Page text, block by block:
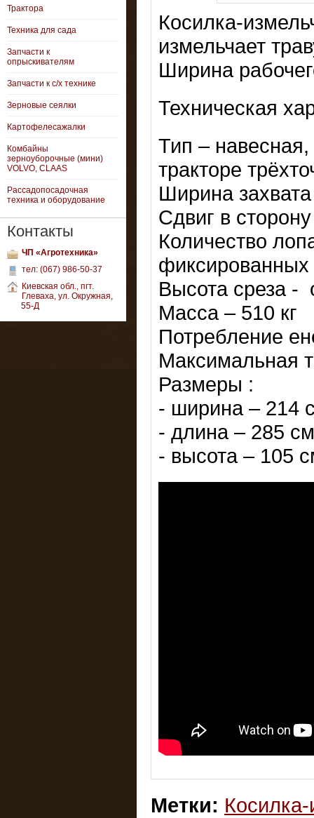
Трактора
Техника для сада
Запчасти к
опрыскивателям
Запчасти к с/х технике
Зерновые сеялки
Картофелесажалки
Комбайны
зерноуборочные (мини)
VOLVO, CLAAS
Рассадопосадочная
техника и оборудование
Контакты
ЧП «Агротехника»
тел: (067) 986-50-37
Киевская обл., пгт.
Глеваха, ул. Окружная,
55-Д
Косилка-
измельчает
Ширина
Техническая
Тип – навесная,
тракторе
Ширина
Сдвиг в
Количество
фиксированных
Высота среза -
Масса – 510 кг
Потребление
Максимальная
Размеры :
- ширина – 214
- длина – 285
- высота – 105
Метки: